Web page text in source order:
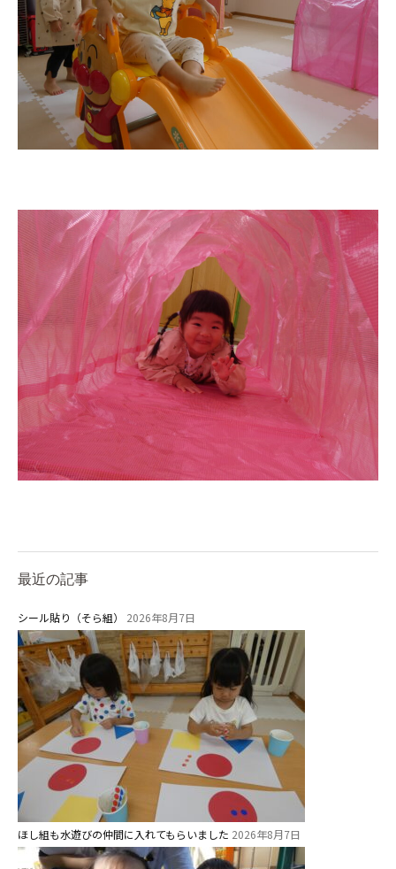
最近の記事
シール貼り（そら組） 2026年8月7日
ほし組も水遊びの仲間に入れてもらいました 2026年8月7日
お知らせ
今日の幼稚園
教職員募集
園のこと
園舎案内
安⼼・安全対策
給⾷
課外教室
理事長のことば
教育と保育
美⽊多幼稚園の理想